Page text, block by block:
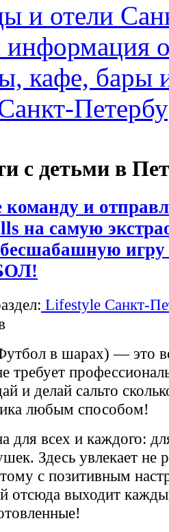
и отели
информация
кафе, бары
с детьми в
команду и
на самую
бесшабашную
Lifestyle Санкт-
в шарах) — это
требует
и делай сальто
любым способом!
для всех и каждого:
Здесь увлекает не
с позитивным
отсюда выходит